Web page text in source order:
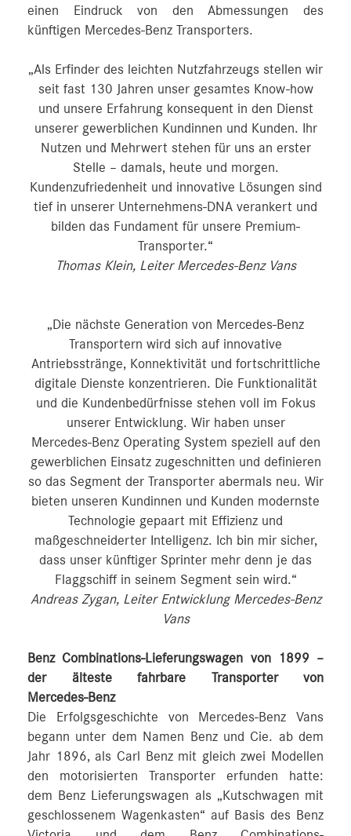
einen Eindruck von den Abmessungen des
künftigen Mercedes‑Benz Transporters.
„Als Erfinder des leichten Nutzfahrzeugs stellen wir
seit fast 130 Jahren unser gesamtes Know-how
und unsere Erfahrung konsequent in den Dienst
unserer gewerblichen Kundinnen und Kunden. Ihr
Nutzen und Mehrwert stehen für uns an erster
Stelle – damals, heute und morgen.
Kundenzufriedenheit und innovative Lösungen sind
tief in unserer Unternehmens-DNA verankert und
bilden das Fundament für unsere Premium-
Transporter.“
Thomas Klein, Leiter Mercedes-Benz Vans
„Die nächste Generation von Mercedes‑Benz
Transportern wird sich auf innovative
Antriebsstränge, Konnektivität und fortschrittliche
digitale Dienste konzentrieren. Die Funktionalität
und die Kundenbedürfnisse stehen voll im Fokus
unserer Entwicklung. Wir haben unser
Mercedes‑Benz Operating System speziell auf den
gewerblichen Einsatz zugeschnitten und definieren
so das Segment der Transporter abermals neu. Wir
bieten unseren Kundinnen und Kunden modernste
Technologie gepaart mit Effizienz und
maßgeschneiderter Intelligenz. Ich bin mir sicher,
dass unser künftiger Sprinter mehr denn je das
Flaggschiff in seinem Segment sein wird.“
Andreas Zygan, Leiter Entwicklung Mercedes-Benz
Vans
Benz Combinations-Lieferungswagen von 1899 –
der älteste fahrbare Transporter von
Mercedes‑Benz
Die Erfolgsgeschichte von Mercedes-Benz Vans
begann unter dem Namen Benz und Cie. ab dem
Jahr 1896, als Carl Benz mit gleich zwei Modellen
den motorisierten Transporter erfunden hatte:
dem Benz Lieferungswagen als „Kutschwagen mit
geschlossenem Wagenkasten“ auf Basis des Benz